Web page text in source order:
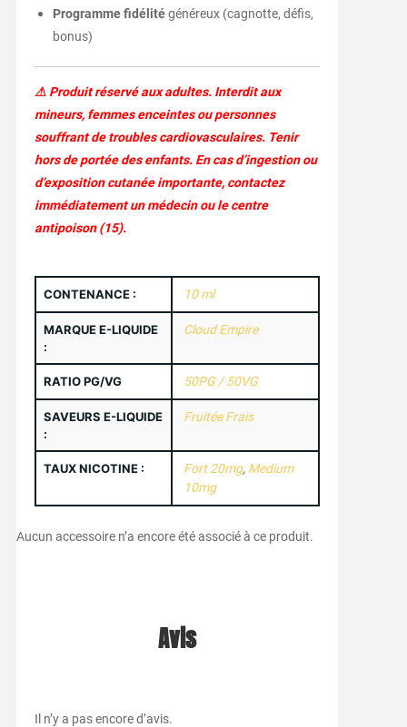
Programme fidélitégénéreux (cagnotte, défis,
bonus)
⚠ Produit réservé aux adultes. Interdit aux
mineurs, femmes enceintes ou personnes
souffrant de troubles cardiovasculaires. Tenir
hors de portée des enfants. En cas d’ingestion ou
d’exposition cutanée importante, contactez
immédiatement un médecin ou le centre
antipoison (15).
CONTENANCE : 10 ml
MARQUE E-LIQUIDE
:
Cloud Empire
RATIO PG/VG 50PG / 50VG
SAVEURS E-LIQUIDE
:
Fruitée Frais
TAUX NICOTINE : Fort 20mg, Medium
10mg
Aucun accessoire n’a encore été associé à ce produit.
Avis
Il n’y a pas encore d’avis.